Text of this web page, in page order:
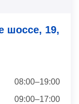
шоссе, 19,
08:00–19:00
09:00–17:00